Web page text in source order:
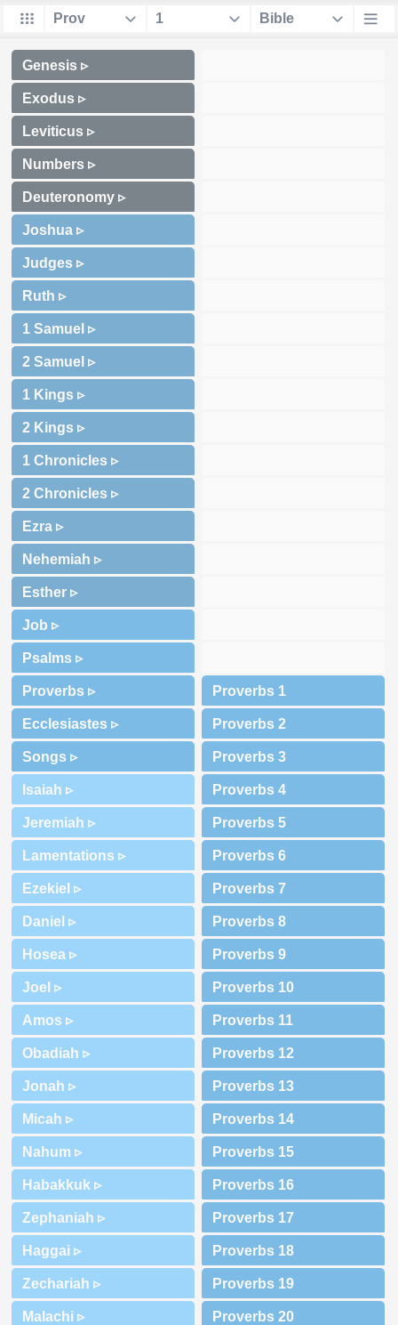
Genesis ▹
Exodus ▹
Leviticus ▹
Numbers ▹
Deuteronomy ▹
Joshua ▹
Judges ▹
Ruth ▹
1 Samuel ▹
2 Samuel ▹
1 Kings ▹
2 Kings ▹
1 Chronicles ▹
2 Chronicles ▹
Ezra ▹
Nehemiah ▹
Esther ▹
Job ▹
Psalms ▹
Proverbs ▹
Ecclesiastes ▹
Songs ▹
Isaiah ▹
Jeremiah ▹
Lamentations ▹
Ezekiel ▹
Daniel ▹
Hosea ▹
Joel ▹
Amos ▹
Obadiah ▹
Jonah ▹
Micah ▹
Nahum ▹
Habakkuk ▹
Zephaniah ▹
Haggai ▹
Zechariah ▹
Malachi ▹